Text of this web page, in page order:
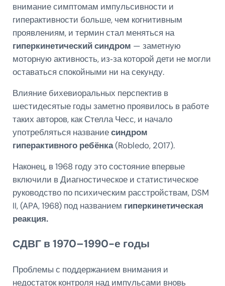
внимание симптомам импульсивности и
гиперактивности больше, чем когнитивным
проявлениям, и термин стал меняться на
гиперкинетический синдром — заметную
моторную активность, из‑за которой дети не могли
оставаться спокойными ни на секунду.
Влияние бихевиоральных перспектив в
шестидесятые годы заметно проявилось в работе
таких авторов, как Стелла Чесс, и начало
употребляться названиесиндром
гиперактивного ребёнка(Robledo, 2017).
Наконец, в 1968 году это состояние впервые
включили в Диагностическое и статистическое
руководство по психическим расстройствам, DSM
II, (APA, 1968) под названием гиперкинетическая
реакция.
СДВГ в 1970–1990-е годы
Проблемы с поддержанием внимания и
недостаток контроля над импульсами вновь